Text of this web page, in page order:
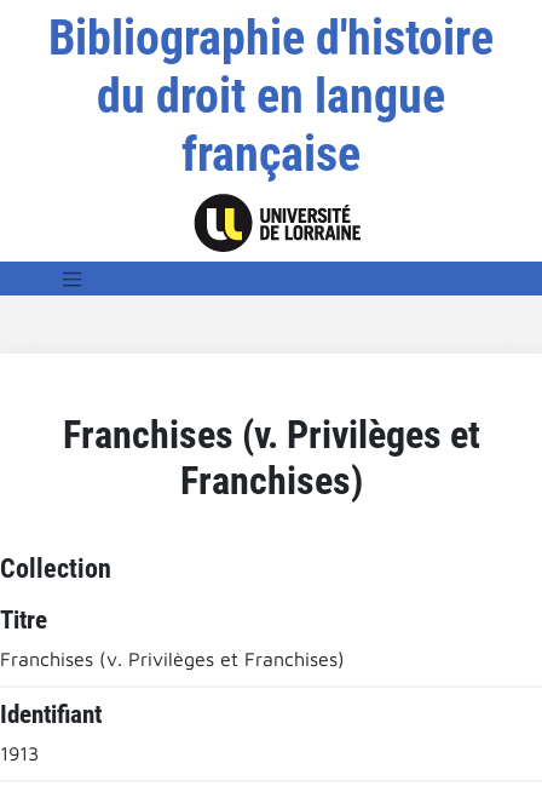
Bibliographie d'histoire
du droit en langue
française
Franchises (v. Privilèges et
Franchises)
Collection
Titre
Franchises (v. Privilèges et Franchises)
Identifiant
1913